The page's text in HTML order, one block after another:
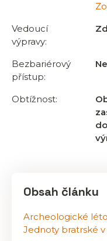
Vedoucí
výpravy:
Bezbariérový
přístup:
Ne
Obtížnost:
Obsah článku
Archeologické
Jednoty bratrské